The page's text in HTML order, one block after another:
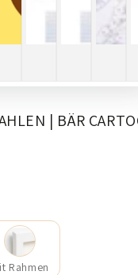
| BÄR
Rahmen